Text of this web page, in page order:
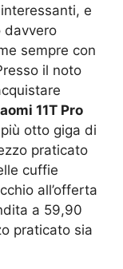
e
davvero
sempre con
il noto
11T Pro
otto giga di
praticato
cuffie
all’offerta
a 59,90
praticato sia